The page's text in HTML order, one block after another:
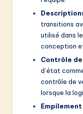
transitions
utilisé dans
conception
Contrôle
d’état
contrôle de
lorsque la
Empilement